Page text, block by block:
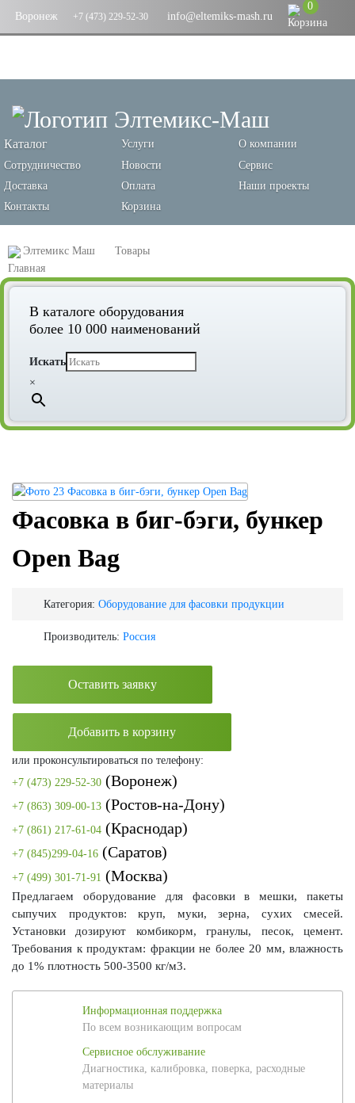
Воронеж +7 (473) 229-52-30 info@eltemiks-mash.ru
0
Каталог Услуги
О компании
Сотрудничество
Новости
Сервис
Доставка
Оплата
Наши проекты
Контакты
Корзина
Элтемикс Маш Товары
Оборудование для переработки зерновых и производства кормов
Оборудование для фасовки продукции
Фасовка в биг-бэги, бункер Open Bag
В каталоге оборудования
более 10 000 наименований
Искать
×
Фасовка в биг-бэги, бункер
Open Bag
Категория: Оборудование для фасовки продукции
Производитель: Россия
Оставить заявку
Добавить в корзину
или проконсультироваться по телефону:
+7 (473) 229-52-30 (Воронеж)
+7 (863) 309-00-13 (Ростов-на-Дону)
+7 (861) 217-61-04 (Краснодар)
+7 (845)299-04-16 (Саратов)
+7 (499) 301-71-91 (Москва)
Предлагаем оборудование для фасовки в мешки, пакеты
сыпучих продуктов: круп, муки, зерна, сухих смесей.
Установки дозируют комбикорм, гранулы, песок, цемент.
Требования к продуктам: фракции не более 20 мм, влажность
до 1% плотность 500-3500 кг/м3.
Информационная поддержка
По всем возникающим вопросам
Сервисное обслуживание
Диагностика, калибровка, поверка, расходные
материалы